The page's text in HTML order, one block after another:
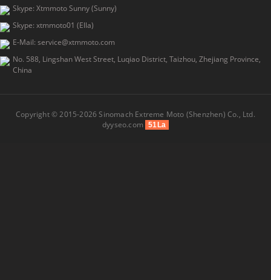
Skype: Xtmmoto Sunny (Sunny)
Skype: xtmmoto01 (Ella)
E-Mail: service@xtmmoto.com
No. 588, Lingshan West Street, Luqiao District, Taizhou, Zhejiang Province,
China
Copyright © 2015-2026 Sinomach Extreme Moto (Shenzhen) Co., Ltd.
dyyseo.com
51La